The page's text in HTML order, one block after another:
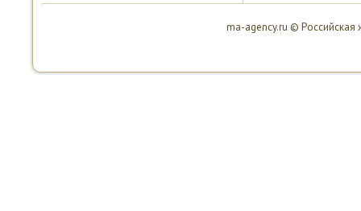
ma-agency.ru ©